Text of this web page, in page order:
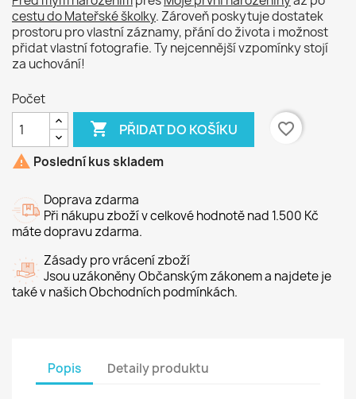
cestu do Mateřské školky. Zároveň poskytuje dostatek
prostoru pro vlastní záznamy, přání do života i možnost
přidat vlastní fotografie. Ty nejcennější vzpomínky stojí
za uchování!
Počet
 PŘIDAT DO KOŠÍKU
favorite_border
 Poslední kus skladem
Doprava zdarma
Při nákupu zboží v celkové hodnotě nad 1.500 Kč
máte dopravu zdarma.
Zásady pro vrácení zboží
Jsou uzákoněny Občanským zákonem a najdete je
také v našich Obchodních podmínkách.
Popis Detaily produktu